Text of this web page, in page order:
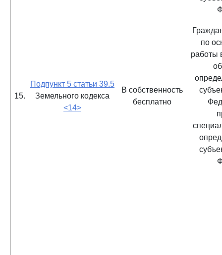
15.
Подпункт 5 статьи 39.5
Земельного кодекса
<14>
В собственность
бесплатно
по
работы